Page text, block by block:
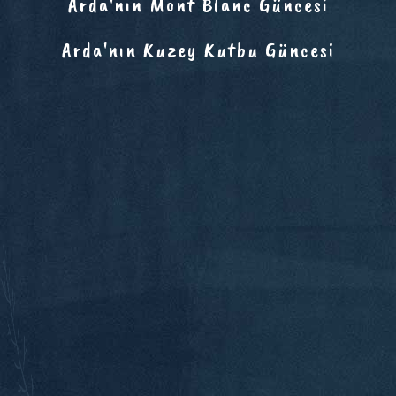
Arda'nın Kuzey Kutbu Güncesi